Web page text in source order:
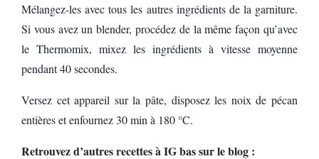
Mélangez-les avec tous les autres ingrédients de la garniture.
Si vous avez un blender, procédez de la même façon qu’avec
le Thermomix, mixez les ingrédients à vitesse moyenne
pendant 40 secondes.
Versez cet appareil sur la pâte, disposez les noix de pécan
entières et enfournez 30 min à 180 °C.
Retrouvez d’autres recettes à IG bas sur le blog :